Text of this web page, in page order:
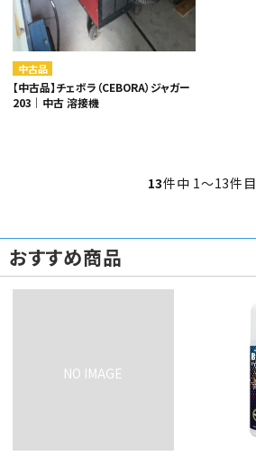
中古品
【中古品】チェボラ（CEBORA）ジャガー
203｜中古 溶接機
13件中 1〜13件目
おすすめ商品